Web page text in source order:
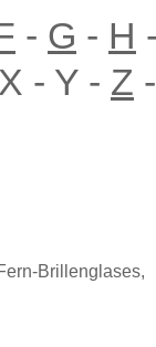
- G - H
- Y - Z
Brillenglases,